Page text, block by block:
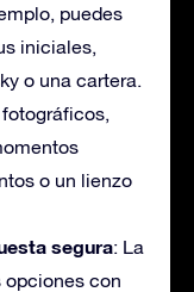
puedes
iniciales,
o una cartera.
o un lienzo
segura: La
opciones con